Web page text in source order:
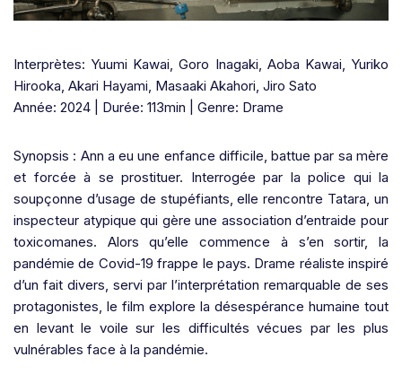
Interprètes: Yuumi Kawai, Goro Inagaki, Aoba Kawai, Yuriko
Hirooka, Akari Hayami, Masaaki Akahori, Jiro Sato
Année: 2024 | Durée: 113min | Genre: Drame
Synopsis : Ann a eu une enfance difficile, battue par sa mère
et forcée à se prostituer. Interrogée par la police qui la
soupçonne d’usage de stupéfiants, elle rencontre Tatara, un
inspecteur atypique qui gère une association d’entraide pour
toxicomanes. Alors qu’elle commence à s’en sortir, la
pandémie de Covid-19 frappe le pays. Drame réaliste inspiré
d’un fait divers, servi par l’interprétation remarquable de ses
protagonistes, le film explore la désespérance humaine tout
en levant le voile sur les difficultés vécues par les plus
vulnérables face à la pandémie.